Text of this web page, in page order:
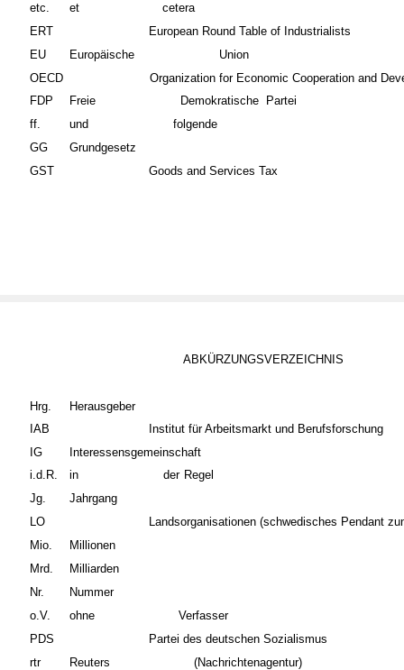
etc. et
cetera
ERT
European Round Table of Industrialists
EU
Europäische
Union
OECD
Organization for Economic Cooperation and
FDP
Freie Demokratische
Partei
ff.
und
folgende
GG
Grundgesetz
GST
Goods and Services Tax
ABKÜRZUNGSVERZEICHNIS
Hrg.
Herausgeber
IAB
Institut für Arbeitsmarkt und Berufsforschung
IG
Interessensgemeinschaft
i.d.R.
in der Regel
Jg.
Jahrgang
LO
Landsorganisationen (schwedisches Pendant
Mio.
Millionen
Mrd.
Milliarden
Nr.
Nummer
o.V.
ohne
Verfasser
PDS
Partei des deutschen Sozialismus
rtr
Reuters
(Nachrichtenagentur)